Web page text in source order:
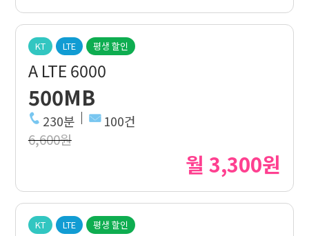
KT LTE 평생 할인
A LTE 6000
500MB
230분 100건
6,600원
월 3,300원
KT LTE 평생 할인